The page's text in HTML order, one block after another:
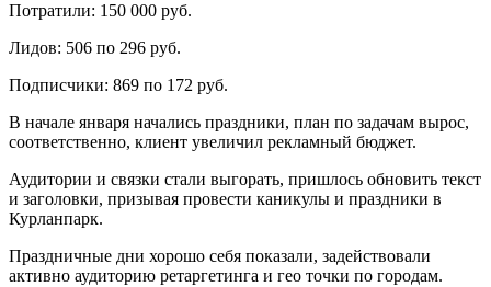
Потратили: 150 000 руб.
Лидов: 506 по 296 руб.
Подписчики: 869 по 172 руб.
В начале января начались праздники, план по задачам вырос,
соответственно, клиент увеличил рекламный бюджет.
Аудитории и связки стали выгорать, пришлось обновить текст
и заголовки, призывая провести каникулы и праздники в
Курланпарк.
Праздничные дни хорошо себя показали, задействовали
активно аудиторию ретаргетинга и гео точки по городам.